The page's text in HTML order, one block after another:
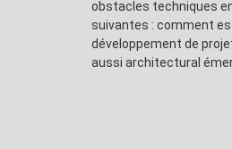
obstacles techniques
suivantes : comment
développement de
aussi architectural